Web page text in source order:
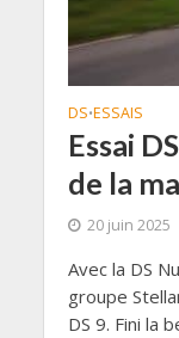
DS•ESSAIS
Essai
de la
20 juin 2025
Avec la DS
groupe
DS 9. Fini la